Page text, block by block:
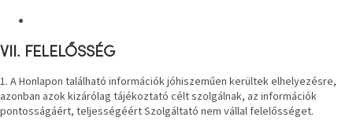
VII. FELELŐSSÉG
1. A Honlapon található információk jóhiszeműen kerültek elhelyezésre,
azonban azok kizárólag tájékoztató célt szolgálnak, az információk
pontosságáért, teljességéért Szolgáltató nem vállal felelősséget.